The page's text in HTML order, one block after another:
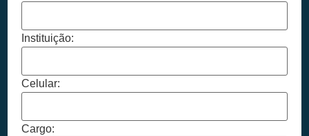
Instituição:
Celular:
Cargo: